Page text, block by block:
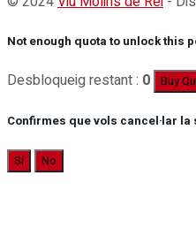
Not enough quota to unlock this
Desbloqueig restant : 0 Buy
Confirmes que vols cancel·lar
Sí No